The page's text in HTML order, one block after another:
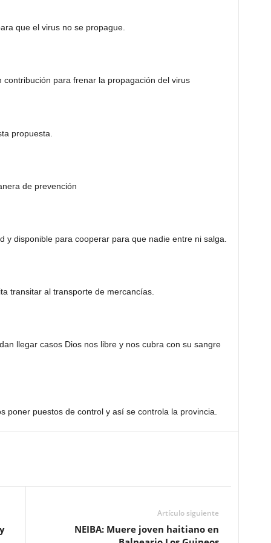
que el virus no se propague.
para frenar la propagación del virus
propuesta.
de prevención
y disponible para cooperar para que nadie entre ni salga.
transitar al transporte de mercancías.
llegar casos Dios nos libre y nos cubra con su sangre
poner puestos de control y así se controla la provincia.
Artículo siguiente
NEIBA: Muere joven haitiano en